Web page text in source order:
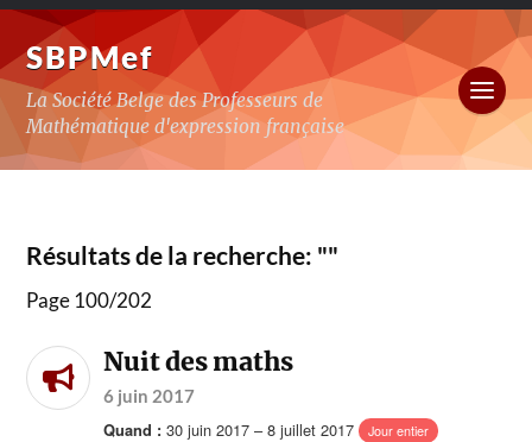
SBPMef
La Société Belge des Professeurs de
Mathématique d'expression française
Résultats de la recherche: ""
Page 100/202
Nuit des maths
6 juin 2017
Quand : 30 juin 2017 – 8 juillet 2017 Jour entier